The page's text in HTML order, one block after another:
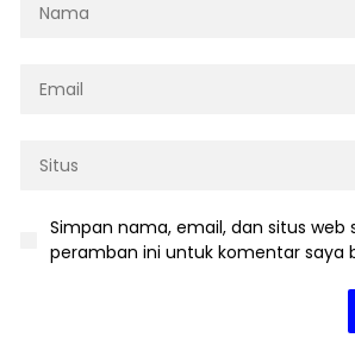
Simpan nama, email, dan situs web
peramban ini untuk komentar saya